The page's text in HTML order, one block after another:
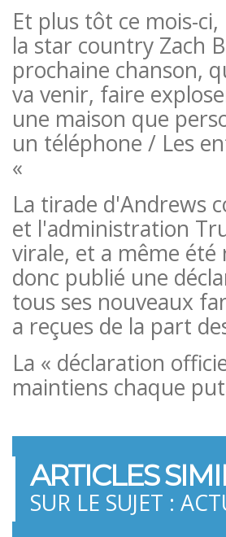
Et plus tôt ce mois-
la star country Zach
prochaine chanson,
va venir, faire
une maison que
un téléphone / Les
«
La tirade d'Andrews
et l'administration
virale, et a même été
donc publié une
tous ses nouveaux
a reçues de la part
La « déclaration
maintiens chaque
ARTICLES
SUR LE SUJET :